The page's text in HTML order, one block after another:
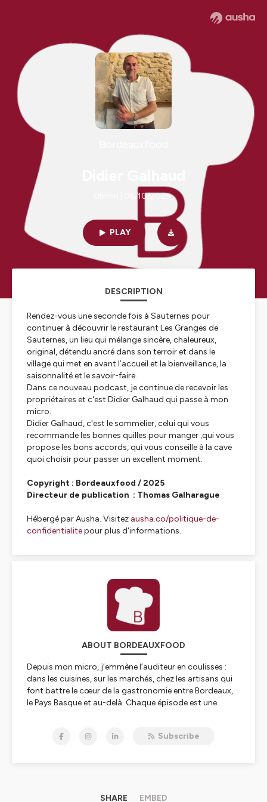
05min | 06/10/2025
PLAY
DESCRIPTION
Rendez-vous une seconde fois à Sauternes pour
continuer à découvrir le restaurant Les Granges de
Sauternes, un lieu qui mélange sincère, chaleureux,
original, détendu ancré dans son terroir et dans le
village qui met en avant l’accueil et la bienveillance, la
saisonnalité et le savoir-faire.
Dans ce nouveau podcast, je continue de recevoir les
propriétaires et c'est Didier Galhaud qui passe à mon
micro.
Didier Galhaud, c'est le sommelier, celui qui vous
recommande les bonnes quilles pour manger ,qui vous
propose les bons accords, qui vous conseille à la cave
quoi choisir pour passer un excellent moment.
Copyright : Bordeauxfood / 2025
Directeur de publication : Thomas Galharague
Hébergé par Ausha. Visitez ausha.co/politique-de-
confidentialitepour plus d'informations.
ABOUT BORDEAUXFOOD
Depuis mon micro, j’emmène l’auditeur en coulisses :
dans les cuisines, sur les marchés, chez les artisans qui
font battre le cœur de la gastronomie entre Bordeaux,
le Pays Basque et au-delà. Chaque épisode est une
surtout d’histoires de vie.
envies, leurs engagements. Le podcast est pensé
Subscribe
SHARE EMBED